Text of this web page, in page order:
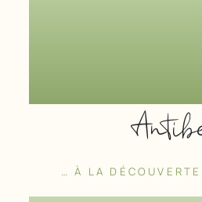
… À LA